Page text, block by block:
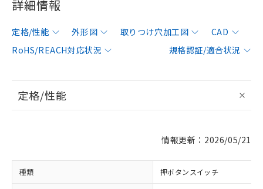
詳細情報
定格/性能 外形図 取りつけ穴加工図
CAD
RoHS/REACH対応状況
規格認証/適合状況
定格/性能
情報更新：2026/05/21
種類 押ボタンスイッチ